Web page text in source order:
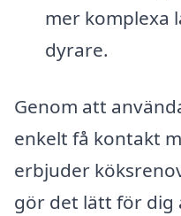
mer komplexa
dyrare.
Genom att
enkelt få kontakt
erbjuder
gör det lätt för dig